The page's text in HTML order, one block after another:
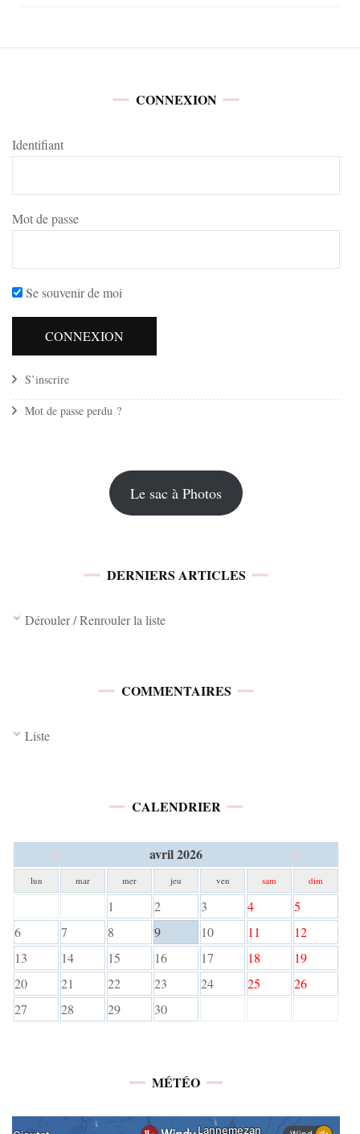
CONNEXION
Identifiant
Mot de passe
Se souvenir de moi
S’inscrire
Mot de passe perdu ?
Le sac à Photos
DERNIERS ARTICLES
Dérouler / Renrouler la liste
COMMENTAIRES
Liste
CALENDRIER
< avril 2026 >
lun mar mer jeu ven sam dim
1 2 3 4
5
6
7 8 9 10 11
12
13
14 15 16 17 18
19
20
21 22 23 24 25
26
27
28 29 30
MÉTÉO